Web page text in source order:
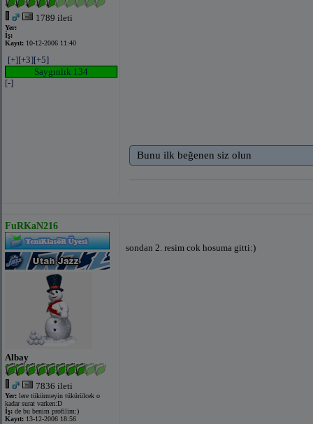
1789 ileti
Yer:
İş:
Kayıt: 10-12-2006 11:40
[+][+3][+5]
Saygınlık 134
[-]
Bunu ilk beğenen siz olun
FuRKaN216
Albay
7836 ileti
Yer: lere tükürmeyin tükürülcek o
kadar surat varken:D
İş: de bu benim profilim:)
Kayıt: 13-12-2006 18:56
sondan 2. resim cok hosuma gitti:)